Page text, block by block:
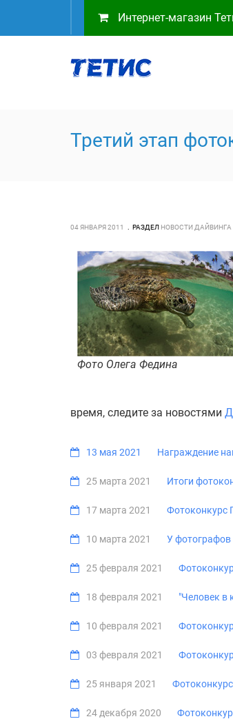
Интернет-магазин
Третий этап
04 ЯНВАРЯ 2011 РАЗДЕЛ НОВОСТИ ДАЙВИНГА
Фото Олега Федина
время, следите за новостями
13 мая 2021 Награждение
25 марта 2021 Итоги
17 марта 2021 Фотоконкурс
10 марта 2021 У фотографов
25 февраля 2021
18 февраля 2021 "Человек в
10 февраля 2021
03 февраля 2021
25 января 2021
24 декабря 2020